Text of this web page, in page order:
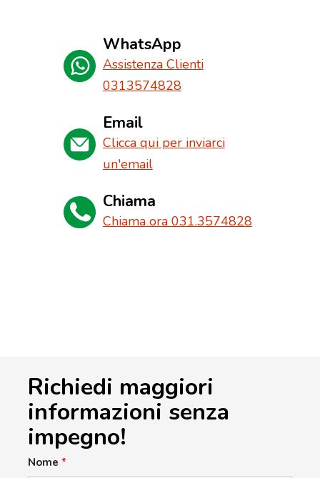
WhatsApp
Assistenza Clienti
0313574828
Email
Clicca qui per inviarci
un'email
Chiama
Chiama ora 031.3574828
Richiedi maggiori
informazioni senza
impegno!
Nome *